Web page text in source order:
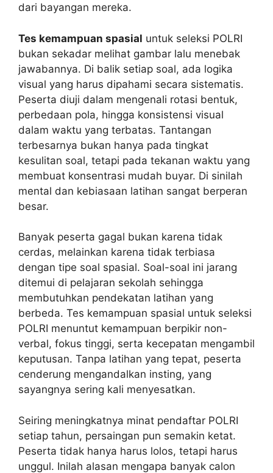
dari bayangan mereka.
Tes kemampuan spasial untuk seleksi POLRI
bukan sekadar melihat gambar lalu menebak
jawabannya. Di balik setiap soal, ada logika
visual yang harus dipahami secara sistematis.
Peserta diuji dalam mengenali rotasi bentuk,
perbedaan pola, hingga konsistensi visual
dalam waktu yang terbatas. Tantangan
terbesarnya bukan hanya pada tingkat
kesulitan soal, tetapi pada tekanan waktu yang
membuat konsentrasi mudah buyar. Di sinilah
mental dan kebiasaan latihan sangat berperan
besar.
Banyak peserta gagal bukan karena tidak
cerdas, melainkan karena tidak terbiasa
dengan tipe soal spasial. Soal-soal ini jarang
ditemui di pelajaran sekolah sehingga
membutuhkan pendekatan latihan yang
berbeda. Tes kemampuan spasial untuk seleksi
POLRI menuntut kemampuan berpikir non-
verbal, fokus tinggi, serta kecepatan mengambil
keputusan. Tanpa latihan yang tepat, peserta
cenderung mengandalkan insting, yang
sayangnya sering kali menyesatkan.
Seiring meningkatnya minat pendaftar POLRI
setiap tahun, persaingan pun semakin ketat.
Peserta tidak hanya harus lolos, tetapi harus
unggul. Inilah alasan mengapa banyak calon